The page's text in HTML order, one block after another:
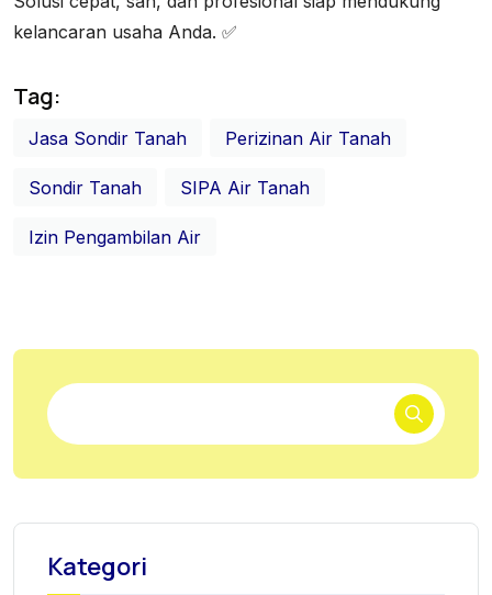
kelancaran usaha Anda. ✅
Tag:
Jasa Sondir Tanah Perizinan Air Tanah
Sondir Tanah SIPA Air Tanah
Izin Pengambilan Air
Kategori